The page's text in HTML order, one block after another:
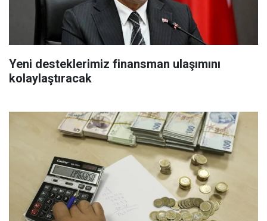
Yeni desteklerimiz finansman ulaşımını
kolaylaştıracak